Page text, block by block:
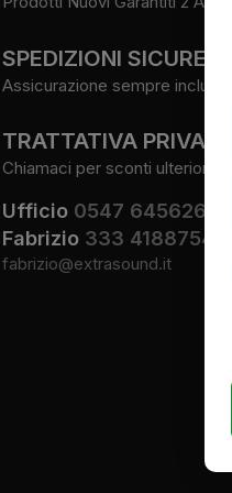
SPEDIZIONI SICURE
Assicurazione sempre inclusa.
TRATTATIVA PRIVATA
Chiamaci per sconti ulteriori.
Ufficio 0547 645626
Fabrizio 333 4188754
fabrizio@extrasound.it